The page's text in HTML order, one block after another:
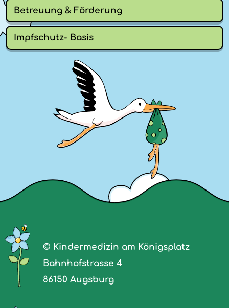
Betreuung & Förderung
Impfschutz- Basis
© Kindermedizin am Königsplatz
Bahnhofstrasse 4
86150 Augsburg